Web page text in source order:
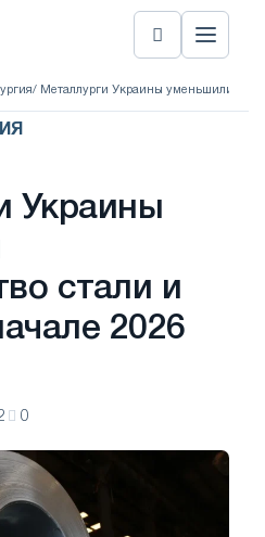
/ Металлурги Украины уменьшили
Украины
стали и
2026
0